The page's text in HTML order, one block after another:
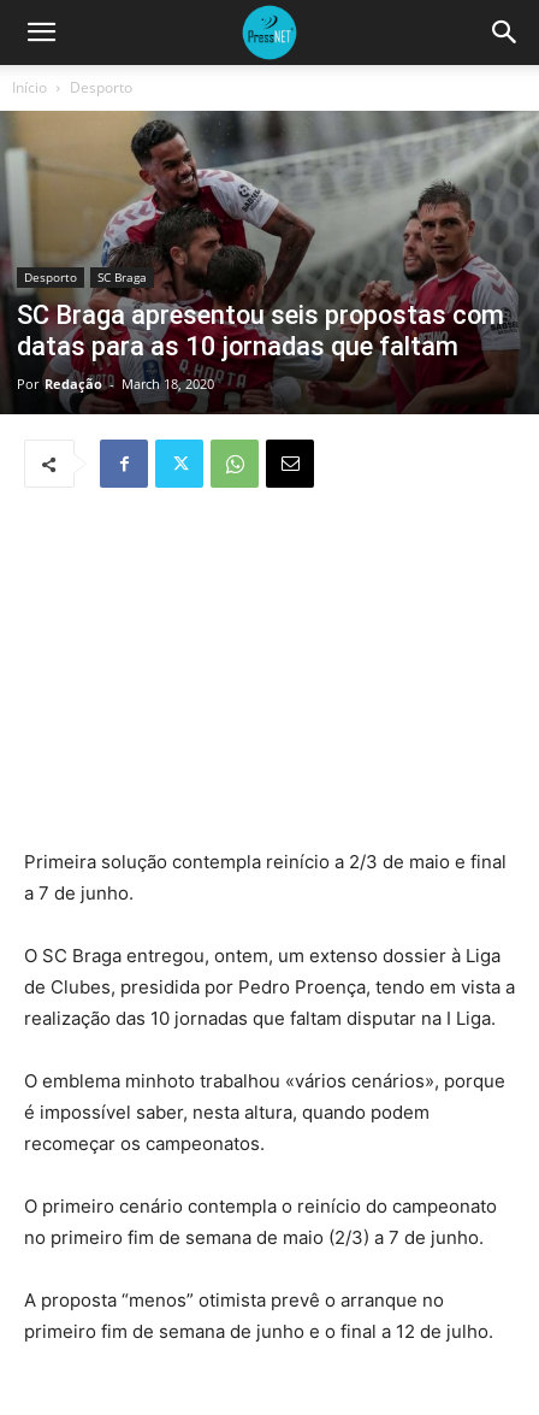
Início Desporto
Desporto SC Braga
SC Braga apresentou seis propostas com
datas para as 10 jornadas que faltam
Por Redação - March 18, 2020
Primeira solução contempla reinício a 2/3 de maio e final
a 7 de junho.
O SC Braga entregou, ontem, um extenso dossier à Liga
de Clubes, presidida por Pedro Proença, tendo em vista a
realização das 10 jornadas que faltam disputar na I Liga.
O emblema minhoto trabalhou «vários cenários», porque
é impossível saber, nesta altura, quando podem
recomeçar os campeonatos.
O primeiro cenário contempla o reinício do campeonato
no primeiro fim de semana de maio (2/3) a 7 de junho.
A proposta “menos” otimista prevê o arranque no
primeiro fim de semana de junho e o final a 12 de julho.